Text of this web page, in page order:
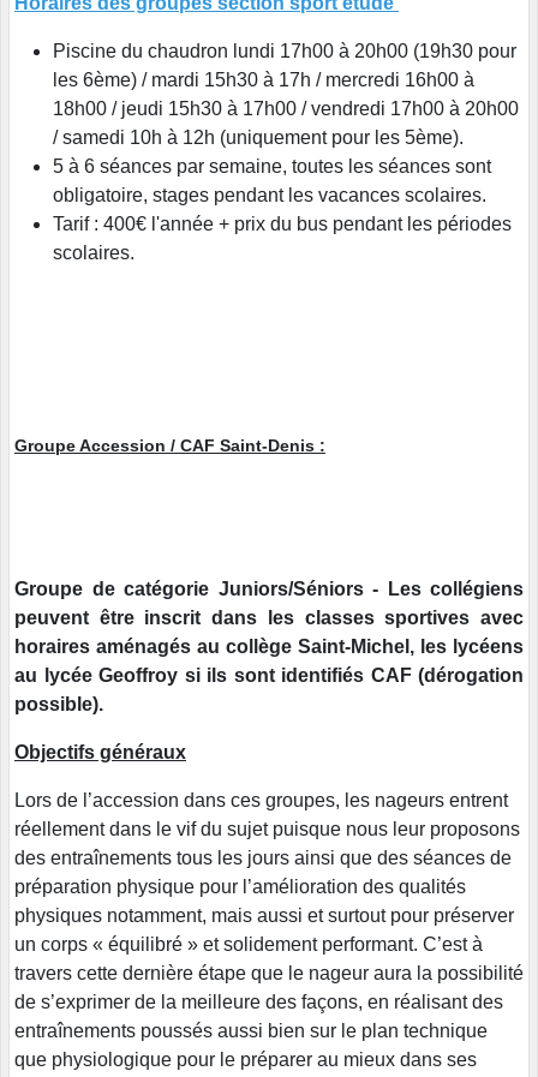
Piscine du chaudron lundi 17h00 à 20h00 (19h30 pour
les 6ème) / mardi 15h30 à 17h / mercredi 16h00 à
18h00 / jeudi 15h30 à 17h00 / vendredi 17h00 à 20h00
/ samedi 10h à 12h (uniquement pour les 5ème).
5 à 6 séances par semaine, toutes les séances sont
obligatoire, stages pendant les vacances scolaires.
Tarif : 400€ l'année + prix du bus pendant les périodes
scolaires.
Groupe Accession / CAF Saint-Denis :
Groupe de catégorie Juniors/Séniors - Les collégiens
peuvent être inscrit dans les classes sportives avec
horaires aménagés au collège Saint-Michel, les lycéens
au lycée Geoffroy si ils sont identifiés CAF (dérogation
possible).
Objectifs généraux
Lors de l’accession dans ces groupes, les nageurs entrent
réellement dans le vif du sujet puisque nous leur proposons
des entraînements tous les jours ainsi que des séances de
préparation physique pour l’amélioration des qualités
physiques notamment, mais aussi et surtout pour préserver
un corps « équilibré » et solidement performant. C’est à
travers cette dernière étape que le nageur aura la possibilité
de s’exprimer de la meilleure des façons, en réalisant des
entraînements poussés aussi bien sur le plan technique
que physiologique pour le préparer au mieux dans ses